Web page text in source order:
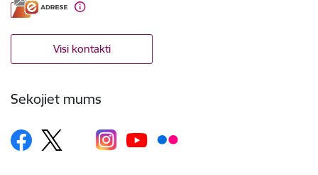
Visi kontakti
Sekojiet mums